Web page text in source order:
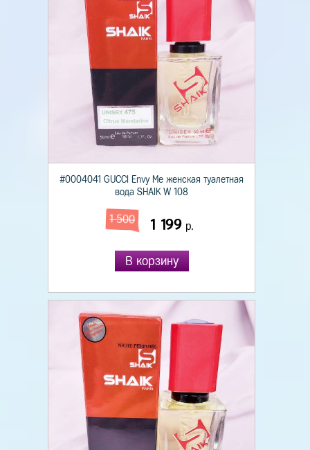
#0004041 GUCCI Envy Me женская туалетная
вода SHAIK W 108
1 500 1 199 р.
В корзину